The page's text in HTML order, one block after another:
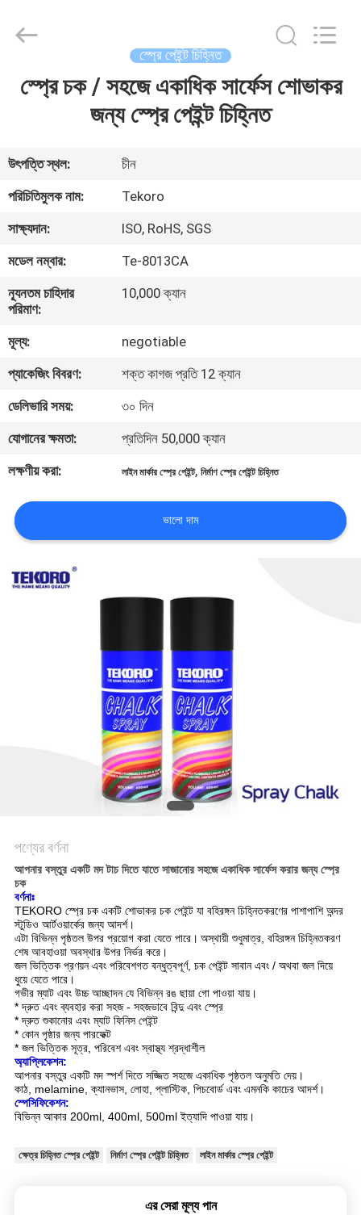
বাড়ি
আমাদের
সম্পর্কে
কারখানা
পরিদর্শন
গুণমান
নিয়ন্ত্রণ
আমাদের
সাথে
করুন
খবর
গোপনীয়তা
নীতি
INDUSTRY
Reserved.
স্প্রে পেইন্ট চিহ্নিত
স্প্রে চক / সহজে একাধিক সার্ফেস শোভাকর
জন্য স্প্রে পেইন্ট চিহ্নিত
উৎপত্তি স্থল:
চীন
পরিচিতিমুলক নাম:
Tekoro
সাক্ষ্যদান:
ISO, RoHS, SGS
মডেল নম্বার:
Te-8013CA
ন্যূনতম চাহিদার
পরিমাণ:
10,000 ক্যান
মূল্য:
negotiable
প্যাকেজিং বিবরণ:
শক্ত কাগজ প্রতি 12 ক্যান
ডেলিভারি সময়:
৩০ দিন
যোগানের ক্ষমতা:
প্রতিদিন 50,000 ক্যান
লক্ষণীয় করা:
লাইন মার্কার স্প্রে পেইন্ট,নির্মাণ স্প্রে পেইন্ট চিহ্নিত
ভালো দাম
পণ্যের বর্ণনা
আপনার বস্তুর একটি মদ টাচ দিতে যাতে সাজানোর সহজে একাধিক সার্ফেস করার জন্য স্প্রে
চক
বর্ণনাঃ
TEKORO স্প্রে চক একটি শোভাকর চক পেইন্ট যা বহিরঙ্গন চিহ্নিতকরণের পাশাপাশি অন্দর
স্টুডিও আর্টওয়ার্কের জন্য আদর্শ।
এটা বিভিন্ন পৃষ্ঠতল উপর প্রয়োগ করা যেতে পারে। অস্থায়ী শুধুমাত্র, বহিরঙ্গন চিহ্নিতকরণ
শেষ আবহাওয়া অবস্থার উপর নির্ভর করে।
জল ভিত্তিক প্রণয়ন এবং পরিবেশগত বন্ধুত্বপূর্ণ, চক পেইন্ট সাবান এবং / অথবা জল দিয়ে
ধুয়ে যেতে পারে।
গভীর ম্যাট এবং উচ্চ আচ্ছাদন যে বিভিন্ন রঙ ছায়া গো পাওয়া যায়।
* দ্রুত এবং ব্যবহার করা সহজ - সহজভাবে বিন্দু এবং স্প্রে
* দ্রুত শুকানোর এবং ম্যাট ফিনিস পেইন্ট
* কোন পৃষ্ঠার জন্য পারফেক্ট
* জল ভিত্তিক সূত্র, পরিবেশ এবং স্বাস্থ্য শ্রদ্ধাশীল
অ্যাপ্লিকেশন:
আপনার বস্তুর একটি মদ স্পর্শ দিতে সজ্জিত সহজে একাধিক পৃষ্ঠতল অনুমতি দেয়।
কাঠ, melamine, ক্যানভাস, লোহা, প্লাস্টিক, পিচবোর্ড এবং এমনকি কাচের আদর্শ।
স্পেসিফিকেশন:
বিভিন্ন আকার 200ml, 400ml, 500ml ইত্যাদি পাওয়া যায়।
ক্ষেত্র চিহ্নিত স্প্রে পেইন্ট নির্মাণ স্প্রে পেইন্ট চিহ্নিত লাইন মার্কার স্প্রে পেইন্ট
এর সেরা মূল্য পান